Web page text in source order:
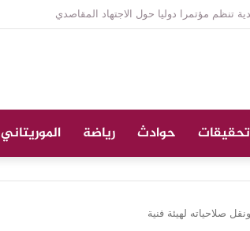
الخليل ولد الطيب في جامع ابن عباس
حوادث رياضة الموريتاني TV
صلاحياته لهيئة فنية